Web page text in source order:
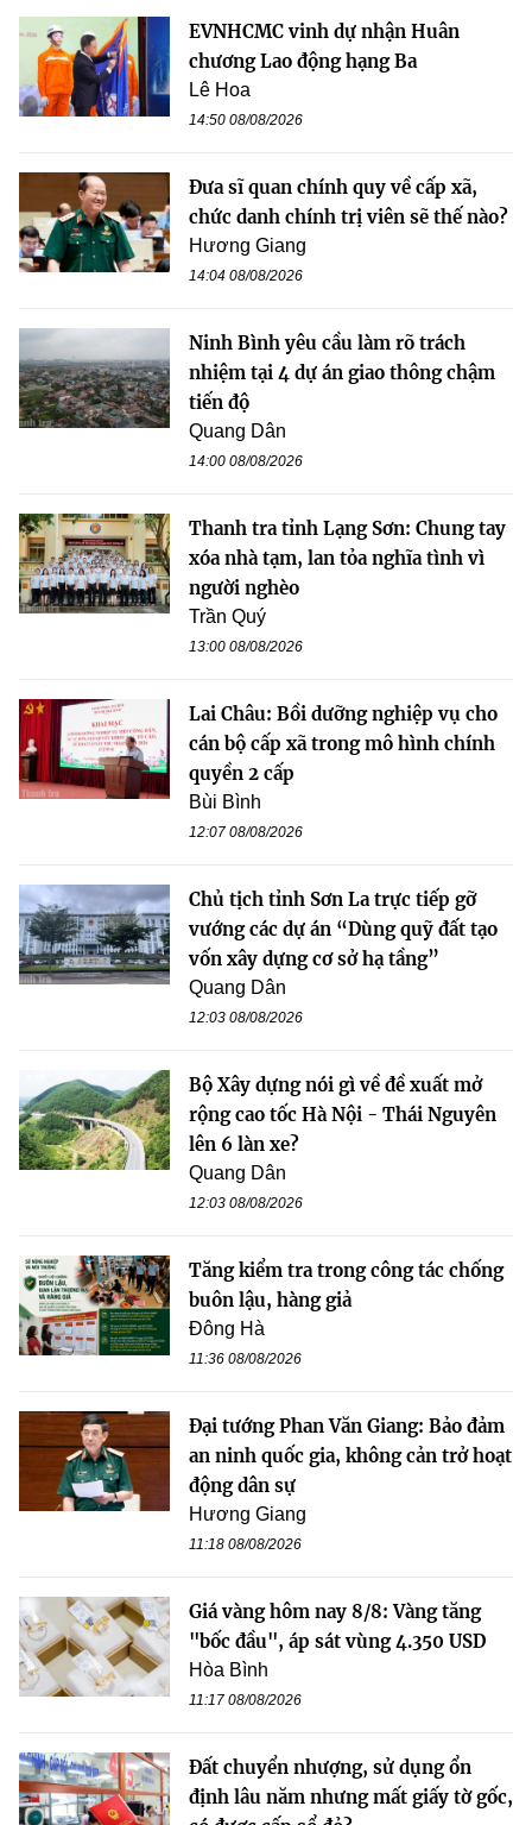
EVNHCMC vinh dự nhận Huân
chương Lao động hạng Ba
Lê Hoa
14:50 08/08/2026
Đưa sĩ quan chính quy về cấp xã,
chức danh chính trị viên sẽ thế nào?
Hương Giang
14:04 08/08/2026
Ninh Bình yêu cầu làm rõ trách
nhiệm tại 4 dự án giao thông chậm
tiến độ
Quang Dân
14:00 08/08/2026
Thanh tra tỉnh Lạng Sơn: Chung tay
xóa nhà tạm, lan tỏa nghĩa tình vì
người nghèo
Trần Quý
13:00 08/08/2026
Lai Châu: Bồi dưỡng nghiệp vụ cho
cán bộ cấp xã trong mô hình chính
quyền 2 cấp
Bùi Bình
12:07 08/08/2026
Chủ tịch tỉnh Sơn La trực tiếp gỡ
vướng các dự án “Dùng quỹ đất tạo
vốn xây dựng cơ sở hạ tầng”
Quang Dân
12:03 08/08/2026
Bộ Xây dựng nói gì về đề xuất mở
rộng cao tốc Hà Nội - Thái Nguyên
lên 6 làn xe?
Quang Dân
12:03 08/08/2026
Tăng kiểm tra trong công tác chống
buôn lậu, hàng giả
Đông Hà
11:36 08/08/2026
Đại tướng Phan Văn Giang: Bảo đảm
an ninh quốc gia, không cản trở hoạt
động dân sự
Hương Giang
11:18 08/08/2026
Giá vàng hôm nay 8/8: Vàng tăng
"bốc đầu", áp sát vùng 4.350 USD
Hòa Bình
11:17 08/08/2026
Đất chuyển nhượng, sử dụng ổn
định lâu năm nhưng mất giấy tờ gốc,